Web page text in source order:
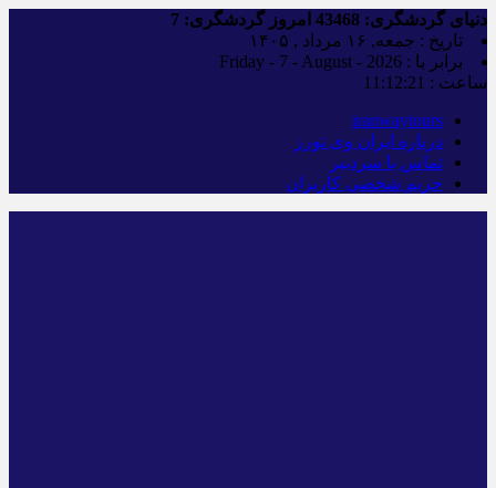
دنیای گردشگری: امروز گردشگری:
تاریخ : جمعه, ۱۶ مرداد , ۱۴۰۵
برابر با : Friday - 7 - August - 2026
ساعت : 11:12:22
iranwaytours
درباره ایران وی تورز
تماس با سردبیر
حریم شخصی کاربران